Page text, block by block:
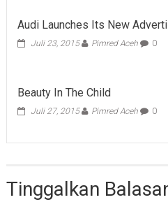
Audi Launches Its New
Juli 23, 2015 Pimred Aceh 0
Beauty In The Child
Juli 27, 2015 Pimred Aceh 0
Tinggalkan